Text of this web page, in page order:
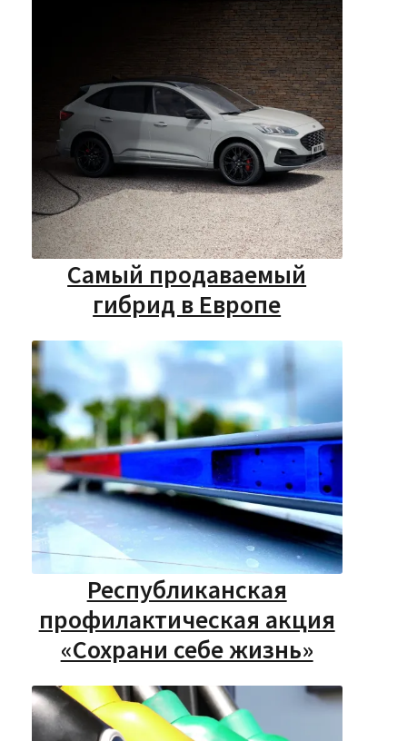
Самый продаваемый
гибрид в Европе
Республиканская
профилактическая акция
«Сохрани себе жизнь»